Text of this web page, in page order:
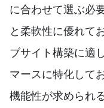
に合わせて選ぶ必
と柔軟性に優れて
ブサイト構築に適
マースに特化して
機能性が求められ